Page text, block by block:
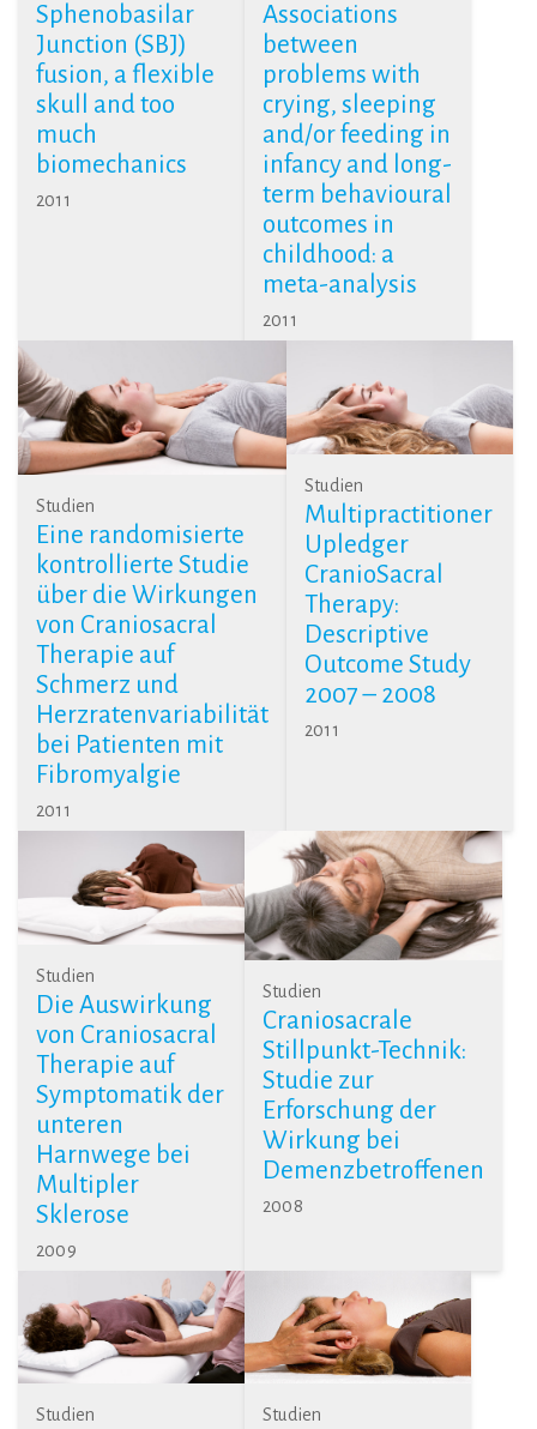
Sphenobasilar
Junction (SBJ)
fusion, a flexible
skull and too
much
biomechanics
2011
Associations
between
problems with
crying, sleeping
and/or feeding in
infancy and long-
term behavioural
outcomes in
childhood: a
meta-analysis
2011
Studien
Eine randomisierte
kontrollierte Studie
über die Wirkungen
von Craniosacral
Therapie auf
Schmerz und
Herzratenvariabilität
bei Patienten mit
Fibromyalgie
2011
Studien
Multipractitioner
Upledger
CranioSacral
Therapy:
Descriptive
Outcome Study
2007 – 2008
2011
Studien
Die Auswirkung
von Craniosacral
Therapie auf
Symptomatik der
unteren
Harnwege bei
Multipler
Sklerose
2009
Studien
Craniosacrale
Stillpunkt-Technik:
Studie zur
Erforschung der
Wirkung bei
Demenzbetroffenen
2008
Studien Studien